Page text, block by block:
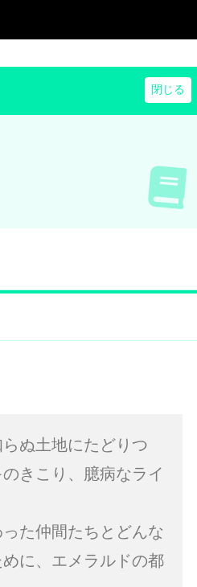
ぬ土地にたどりつ
きこり、臆病なライ
た仲間たちとどんな
に、エメラルドの都